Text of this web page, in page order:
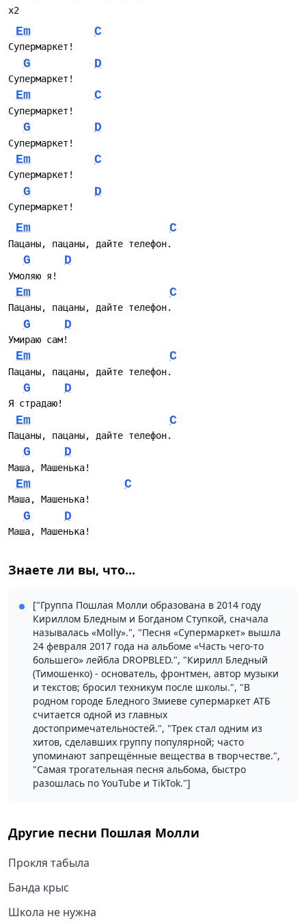
х2
Em C
Супермаркет!
G D
Супермаркет!
Em C
Супермаркет!
G D
Супермаркет!
Em C
Супермаркет!
G D
Супермаркет!
Em C
Пацаны, пацаны, дайте телефон.
G D
Умоляю я!
Em C
Пацаны, пацаны, дайте телефон.
G D
Умираю сам!
Em C
Пацаны, пацаны, дайте телефон.
G D
Я страдаю!
Em C
Пацаны, пацаны, дайте телефон.
G D
Маша, Машенька!
Em C
Маша, Машенька!
G D
Маша, Машенька!
Знаете ли вы, что...
["Группа Пошлая Молли образована в 2014 году
Кириллом Бледным и Богданом Ступкой, сначала
называлась «Molly».", "Песня «Супермаркет» вышла
24 февраля 2017 года на альбоме «Часть чего-то
большего» лейбла DROPBLED.", "Кирилл Бледный
(Тимошенко) - основатель, фронтмен, автор музыки
и текстов; бросил техникум после школы.", "В
родном городе Бледного Змиеве супермаркет АТБ
считается одной из главных
достопримечательностей.", "Трек стал одним из
хитов, сделавших группу популярной; часто
упоминают запрещённые вещества в творчестве.",
"Самая трогательная песня альбома, быстро
разошлась по YouTube и TikTok."]
Другие песни Пошлая Молли
Прокля табыла
Банда крыс
Школа не нужна